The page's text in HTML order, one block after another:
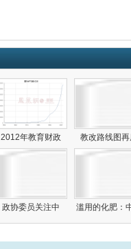
2012年教育财政 教改路线图
政协委员关注中 滥用的化肥：